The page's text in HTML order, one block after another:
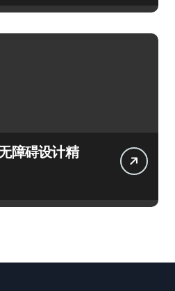
障碍设计精